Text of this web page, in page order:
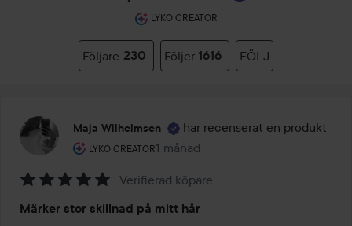
LYKO CREATOR
Följare 230 Följer 1616 FÖLJ
Maja Wilhelmsen har recenserat en produkt
LYKO CREATOR
Användarens roll: Lyko Creator.
1 månad
Inlägget skapades 1 månad
5
Verifierad köpare
Märker stor skillnad på mitt hår